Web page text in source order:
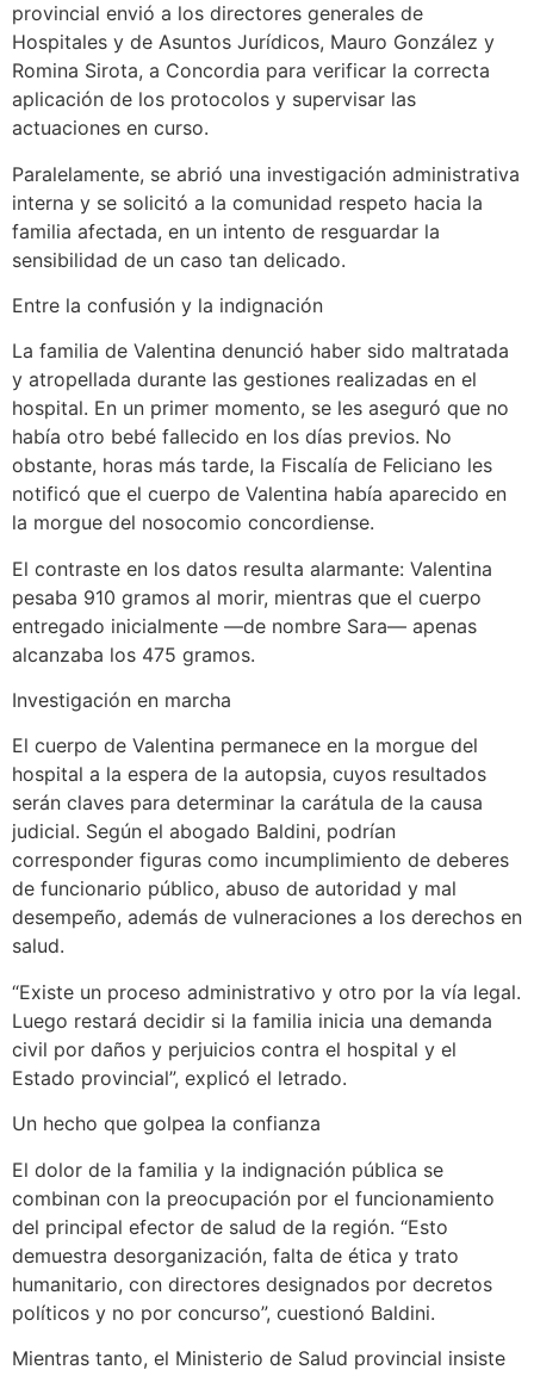
provincial envió a los directores generales de
Hospitales y de Asuntos Jurídicos, Mauro González y
Romina Sirota, a Concordia para verificar la correcta
aplicación de los protocolos y supervisar las
actuaciones en curso.
Paralelamente, se abrió una investigación administrativa
interna y se solicitó a la comunidad respeto hacia la
familia afectada, en un intento de resguardar la
sensibilidad de un caso tan delicado.
Entre la confusión y la indignación
La familia de Valentina denunció haber sido maltratada
y atropellada durante las gestiones realizadas en el
hospital. En un primer momento, se les aseguró que no
había otro bebé fallecido en los días previos. No
obstante, horas más tarde, la Fiscalía de Feliciano les
notificó que el cuerpo de Valentina había aparecido en
la morgue del nosocomio concordiense.
El contraste en los datos resulta alarmante: Valentina
pesaba 910 gramos al morir, mientras que el cuerpo
entregado inicialmente —de nombre Sara— apenas
alcanzaba los 475 gramos.
Investigación en marcha
El cuerpo de Valentina permanece en la morgue del
hospital a la espera de la autopsia, cuyos resultados
serán claves para determinar la carátula de la causa
judicial. Según el abogado Baldini, podrían
corresponder figuras como incumplimiento de deberes
de funcionario público, abuso de autoridad y mal
desempeño, además de vulneraciones a los derechos en
salud.
“Existe un proceso administrativo y otro por la vía legal.
Luego restará decidir si la familia inicia una demanda
civil por daños y perjuicios contra el hospital y el
Estado provincial”, explicó el letrado.
Un hecho que golpea la confianza
El dolor de la familia y la indignación pública se
combinan con la preocupación por el funcionamiento
del principal efector de salud de la región. “Esto
demuestra desorganización, falta de ética y trato
humanitario, con directores designados por decretos
políticos y no por concurso”, cuestionó Baldini.
Mientras tanto, el Ministerio de Salud provincial insiste